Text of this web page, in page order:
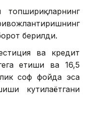
топшириқларнинг
берилди.
ва кредит
етиши ва 16,5
соф фойда эса
кутилаётгани